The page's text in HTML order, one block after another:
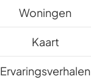
Woningen
Kaart
Ervaringsverhalen